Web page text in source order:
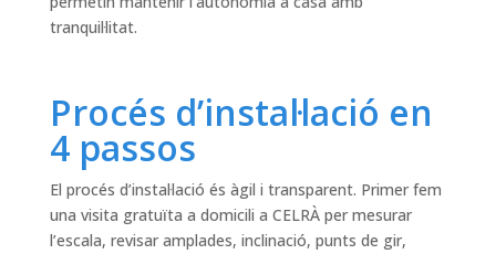
tranquil·litat.
Procés d’instal·lació en
4 passos
El procés d’instal·lació és àgil i transparent. Primer fem
una visita gratuïta a domicili a CELRÀ per mesurar
l’escala, revisar amplades, inclinació, punts de gir,